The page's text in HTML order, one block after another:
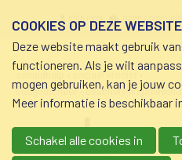
schuldhulp • sociaal krediet •
budgetbeheer • beschermingsbewind
Main navigation
COOKIES OP DEZE WEBSITE
Deze website maakt gebruik
functioneren. Als je wilt
mogen gebruiken, kan je jouw
Meer informatie is beschikbaar
Schakel alle cookies in